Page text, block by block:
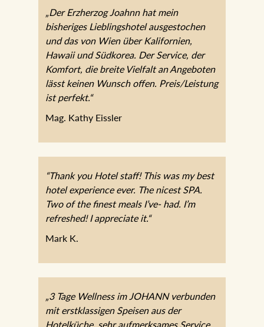
„Der Erzherzog Joahnn hat mein
bisheriges Lieblingshotel ausgestochen
und das von Wien über Kalifornien,
Hawaii und Südkorea. Der Service, der
Komfort, die breite Vielfalt an Angeboten
lässt keinen Wunsch offen. Preis/Leistung
ist perfekt.“
Mag. Kathy Eissler
“Thank you Hotel staff! This was my best
hotel experience ever. The nicest SPA.
Two of the finest meals I’ve- had. I’m
refreshed! I appreciate it.“
Mark K.
„3 Tage Wellness im JOHANN verbunden
mit erstklassigen Speisen aus der
Hotelküche, sehr aufmerksames Service